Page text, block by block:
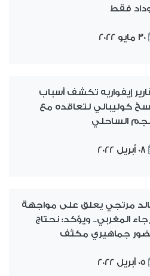
فقط
30 مايو 2022
إيفواريه تكشف أسباب
كوليبالي لتعاقده مع
الساحلي
08 أبريل 2022
مرتجي يعلق على مواجهة
المغربي.. ويؤكد: نحتاج
جماهيري مكثف
05 أبريل 2022